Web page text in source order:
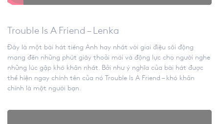
Trouble Is A Friend – Lenka
Đây là một bài hát tiếng Anh hay nhất với giai điệu sôi động
mang đến những phút giây thoải mái và động lực cho người nghe
những lúc gặp khó khăn nhất. Bởi như ý nghĩa của bài hát được
thể hiện ngay chính tên của nó Trouble Is A Friend – khó khăn
chính là một người bạn.